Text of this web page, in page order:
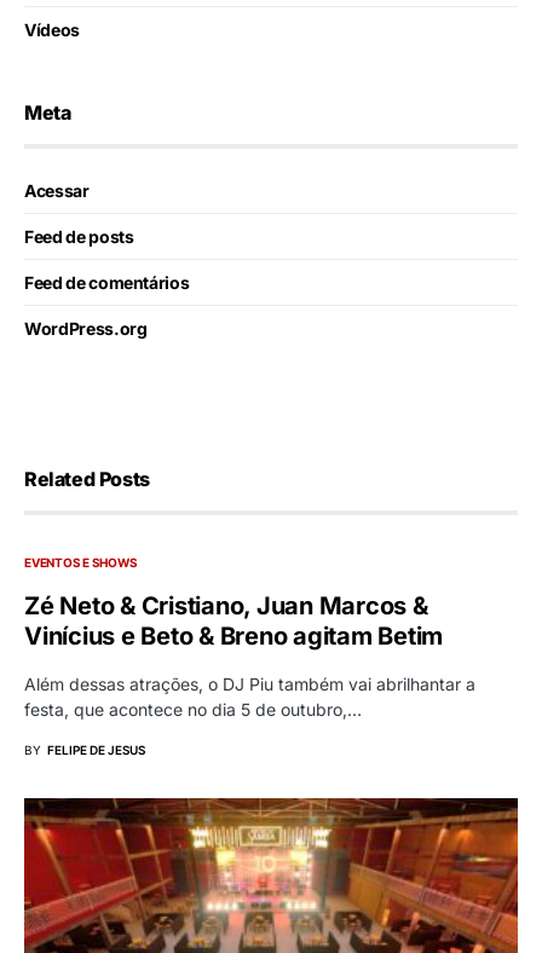
Vídeos
Meta
Acessar
Feed de posts
Feed de comentários
WordPress.org
Related Posts
EVENTOS E SHOWS
Zé Neto & Cristiano, Juan Marcos &
Vinícius e Beto & Breno agitam Betim
Além dessas atrações, o DJ Piu também vai abrilhantar a
festa, que acontece no dia 5 de outubro,…
BY FELIPE DE JESUS